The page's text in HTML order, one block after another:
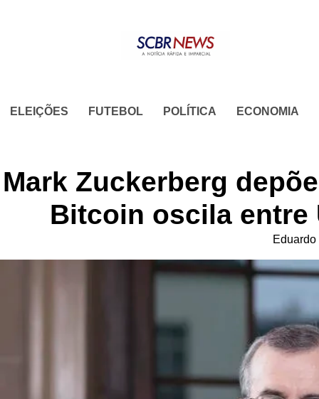
ELEIÇÕES FUTEBOL POLÍTICA ECONOMIA
Mark Zuckerberg
Bitcoin oscila entre